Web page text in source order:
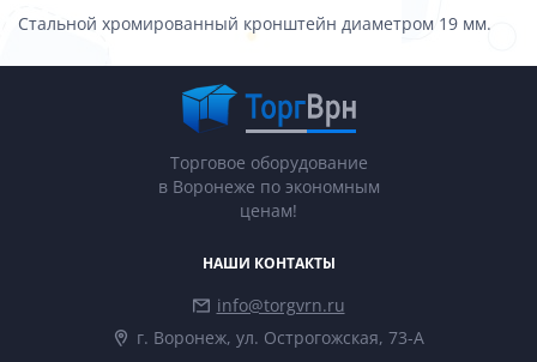
Стальной хромированный кронштейн диаметром 19 мм.
Торговое оборудование
в Воронеже по экономным
ценам!
НАШИ КОНТАКТЫ
info@torgvrn.ru
г. Воронеж, ул. Острогожская, 73-А